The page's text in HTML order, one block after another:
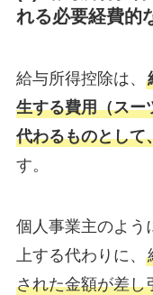
れる必要経費的
給与所得控除は、
生する費用（スー
代わるものとして
す。
個人事業主のよう
上する代わりに、
された金額が差し